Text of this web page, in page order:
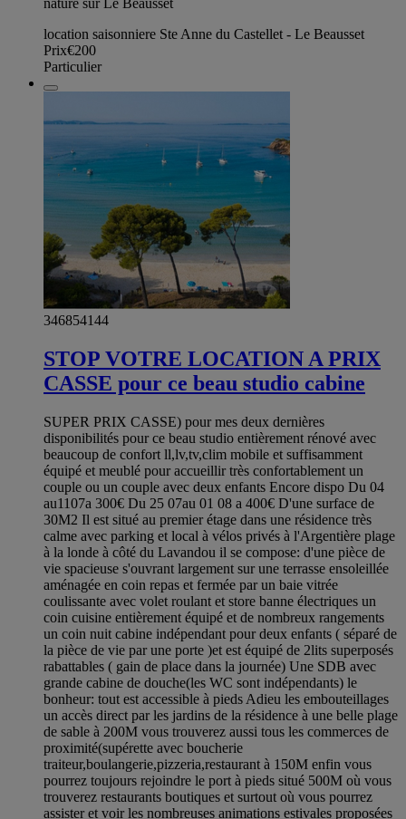
location saisonniere Ste Anne du Castellet - Le Beausset
Prix€200
Particulier
346854144
STOP VOTRE LOCATION A PRIX
CASSE pour ce beau studio cabine
SUPER PRIX CASSE) pour mes deux dernières
disponibilités pour ce beau studio entièrement rénové avec
beaucoup de confort ll,lv,tv,clim mobile et suffisamment
équipé et meublé pour accueillir très confortablement un
couple ou un couple avec deux enfants Encore dispo Du 04
au1107a 300€ Du 25 07au 01 08 a 400€ D'une surface de
30M2 Il est situé au premier étage dans une résidence très
calme avec parking et local à vélos privés à l'Argentière plage
à la londe à côté du Lavandou il se compose: d'une pièce de
vie spacieuse s'ouvrant largement sur une terrasse ensoleillée
aménagée en coin repas et fermée par un baie vitrée
coulissante avec volet roulant et store banne électriques un
coin cuisine entièrement équipé et de nombreux rangements
un coin nuit cabine indépendant pour deux enfants ( séparé de
la pièce de vie par une porte )et est équipé de 2lits superposés
rabattables ( gain de place dans la journée) Une SDB avec
grande cabine de douche(les WC sont indépendants) le
bonheur: tout est accessible à pieds Adieu les embouteillages
un accès direct par les jardins de la résidence à une belle plage
de sable à 200M vous trouverez aussi tous les commerces de
proximité(supérette avec boucherie
traiteur,boulangerie,pizzeria,restaurant à 150M enfin vous
pourrez toujours rejoindre le port à pieds situé 500M où vous
trouverez restaurants boutiques et surtout où vous pourrez
assister et voir les nombreuses animations estivales proposées